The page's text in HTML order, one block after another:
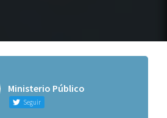
Ministerio Público
Seguir